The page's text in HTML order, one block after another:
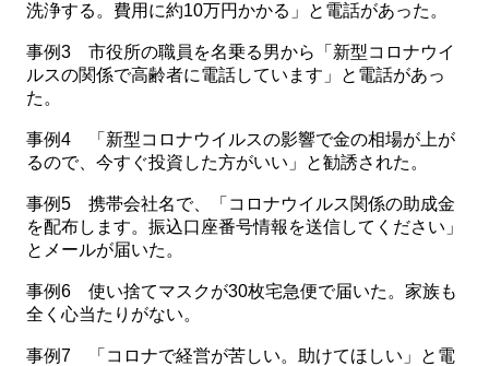
洗浄する。費用に約10万円かかる」と電話があった。
事例3 市役所の職員を名乗る男から「新型コロナウイ
ルスの関係で高齢者に電話しています」と電話があっ
た。
事例4 「新型コロナウイルスの影響で金の相場が上が
るので、今すぐ投資した方がいい」と勧誘された。
事例5 携帯会社名で、「コロナウイルス関係の助成金
を配布します。振込口座番号情報を送信してください」
とメールが届いた。
事例6 使い捨てマスクが30枚宅急便で届いた。家族も
全く心当たりがない。
事例7 「コロナで経営が苦しい。助けてほしい」と電